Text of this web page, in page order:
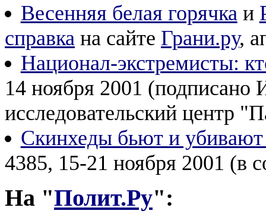
Весенняя белая горячка и
справка на сайте Грани.ру,
Национал-экстремисты:
14 ноября 2001
исследовательский центр
Скинхеды бьют и
4385, 15-21 ноября 2001 (в
На "Полит.Ру":